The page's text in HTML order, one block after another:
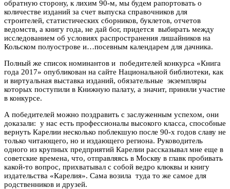
обратную сторону, к лихим 90-м, мы будем рапортовать о
количестве изданий за счет выпуска справочников для
строителей, статистических сборников, буклетов, отчетов
ведомств, а книгу года, не дай бог, придется выбирать между
исследованием об условиях распространения лишайников на
Кольском полуострове и…посевным календарем для дачника.
Полный же список номинантов и победителей конкурса «Книга
года 2017» опубликован на сайте Национальной библиотеки, как
и виртуальная выставка изданий, обязательные экземпляры
которых поступили в Книжную палату, а значит, приняли участие
в конкурсе.
А победителей можно поздравить с заслуженным успехом, они
доказали: у нас есть профессионалы высокого класса, способные
вернуть Карелии несколько поблекшую после 90-х годов славу не
только читающего, но и издающего региона. Руководитель
одного из крупных предприятий Карелии рассказывал мне еще в
советские времена, что, отправляясь в Москву в главк пробивать
какой-то вопрос, прихватывал с собой ведро клюквы и книгу
издательства «Карелия». Сама возила туда то же самое для
родственников и друзей.